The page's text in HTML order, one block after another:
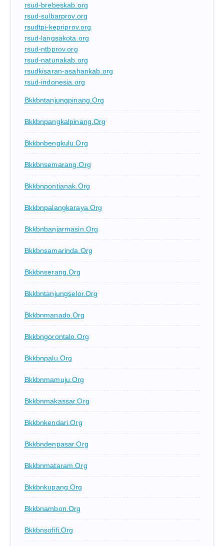
rsud-brebeskab.org
rsud-sulbarprov.org
rsudtpi-kepriprov.org
rsud-langsakota.org
rsud-ntbprov.org
rsud-natunakab.org
rsudkisaran-asahankab.org
rsud-indonesia.org
Bkkbntanjungpinang.org
Bkkbnpangkalpinang.org
Bkkbnbengkulu.org
Bkkbnsemarang.org
Bkkbnpontianak.org
Bkkbnpalangkaraya.org
Bkkbnbanjarmasin.org
Bkkbnsamarinda.org
Bkkbnserang.org
Bkkbntanjungselor.org
Bkkbnmanado.org
Bkkbngorontalo.org
Bkkbnpalu.org
Bkkbnmamuju.org
Bkkbnmakassar.org
Bkkbnkendari.org
Bkkbndenpasar.org
Bkkbnmataram.org
Bkkbnkupang.org
Bkkbnambon.org
Bkkbnsofifi.org